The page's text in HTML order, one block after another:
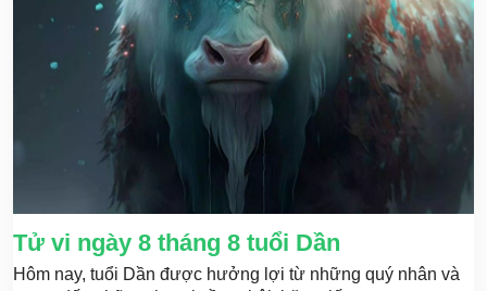
Tử vi ngày 8 tháng 8 tuổi Dần
Hôm nay, tuổi Dần được hưởng lợi từ những quý nhân và